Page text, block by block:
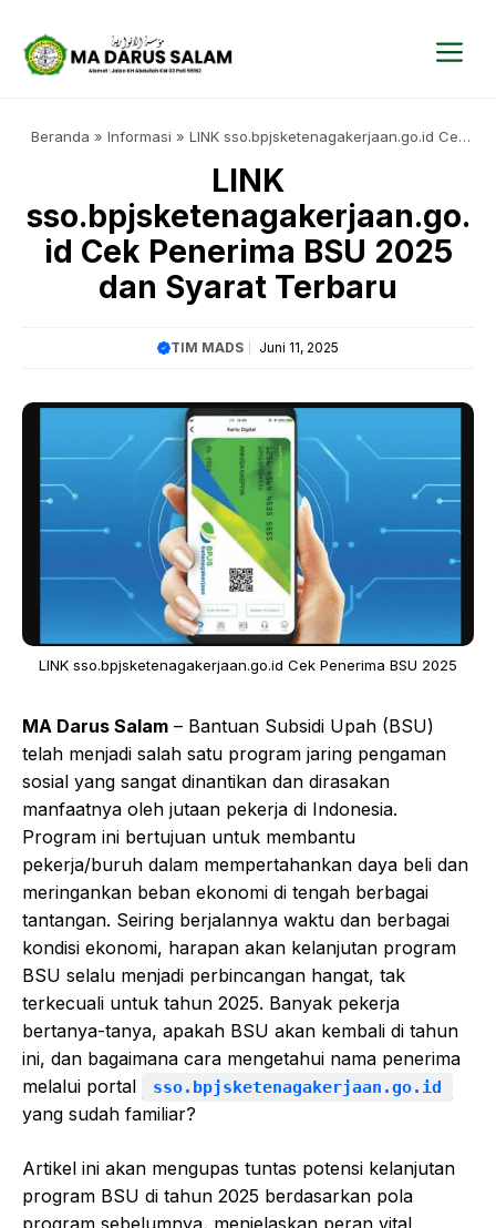
Beranda » Informasi » LINK sso.bpjsketenagakerjaan.go.id Cek
LINK
sso.bpjsketenagakerjaan.go.
id Cek Penerima BSU 2025
dan Syarat Terbaru
TIM MADS Juni 11, 2025
LINK sso.bpjsketenagakerjaan.go.id Cek Penerima BSU 2025
MA Darus Salam – Bantuan Subsidi Upah (BSU)
telah menjadi salah satu program jaring pengaman
sosial yang sangat dinantikan dan dirasakan
manfaatnya oleh jutaan pekerja di Indonesia.
Program ini bertujuan untuk membantu
pekerja/buruh dalam mempertahankan daya beli dan
meringankan beban ekonomi di tengah berbagai
tantangan. Seiring berjalannya waktu dan berbagai
kondisi ekonomi, harapan akan kelanjutan program
BSU selalu menjadi perbincangan hangat, tak
terkecuali untuk tahun 2025. Banyak pekerja
bertanya-tanya, apakah BSU akan kembali di tahun
ini, dan bagaimana cara mengetahui nama penerima
melalui portal
sso.bpjsketenagakerjaan.go.id
yang sudah familiar?
Artikel ini akan mengupas tuntas potensi kelanjutan
program BSU di tahun 2025 berdasarkan pola